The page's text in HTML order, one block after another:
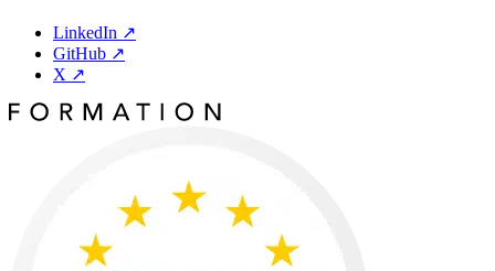
LinkedIn ↗
GitHub ↗
X ↗